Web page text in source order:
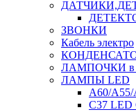
ЗВОНКИ
Кабель электро
ЛАМПОЧКИ в
ЛАМПЫ LED
A60/A55/
C37 LED